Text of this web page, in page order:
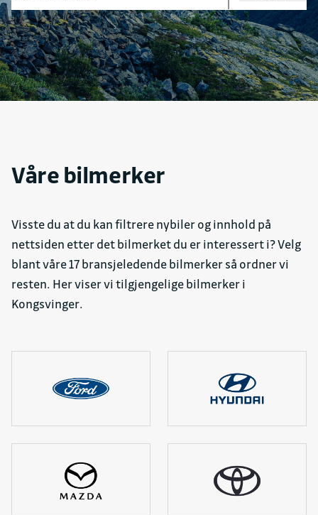
Våre bilmerker
Visste du at du kan filtrere nybiler og innhold på
nettsiden etter det bilmerket du er interessert i? Velg
blant våre 17 bransjeledende bilmerker så ordner vi
resten. Her viser vi tilgjengelige bilmerker i
Kongsvinger.